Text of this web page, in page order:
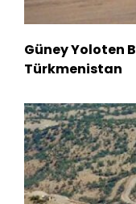
Güney Yoloten
Türkmenistan